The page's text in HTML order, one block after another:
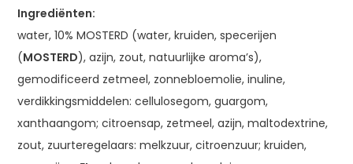
Ingrediënten:
water, 10% MOSTERD (water, kruiden, specerijen
(MOSTERD), azijn, zout, natuurlijke aroma’s),
gemodificeerd zetmeel, zonnebloemolie, inuline,
verdikkingsmiddelen: cellulosegom, guargom,
xanthaangom; citroensap, zetmeel, azijn, maltodextrine,
zout, zuurteregelaars: melkzuur, citroenzuur; kruiden,